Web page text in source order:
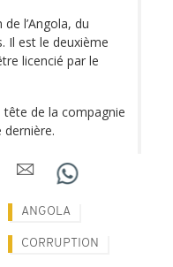
l’Angola, du
Il est le deuxième
licencié par le
de la compagnie
dernière.
ANGOLA
CORRUPTION